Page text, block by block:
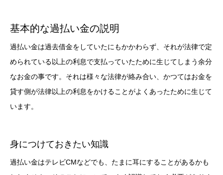
基本的な過払い金の説明
過払い金は過去借金をしていたにもかかわらず、それが法律で定
められている以上の利息で支払っていたために生じてしまう余分
なお金の事です。それは様々な法律が絡み合い、かつてはお金を
貸す側が法律以上の利息をかけることがよくあったために生じて
います。
身につけておきたい知識
過払い金はテレビCMなどでも、たまに耳にすることがあるかも